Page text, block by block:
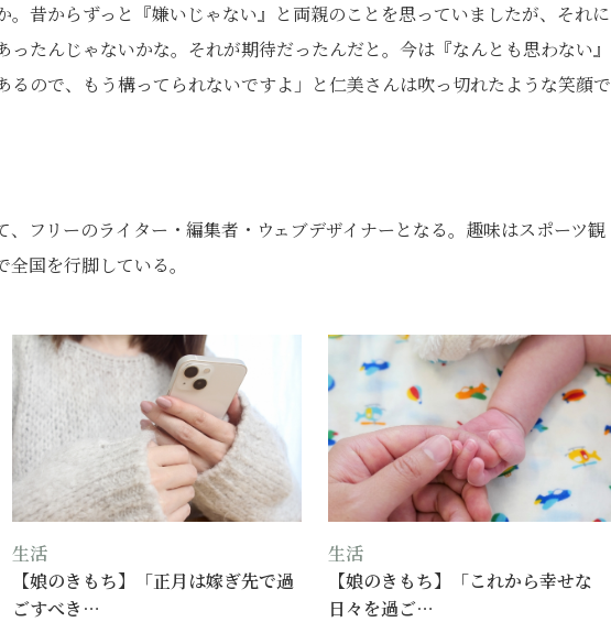
。昔からずっと『嫌いじゃない』と両親のことを思っていましたが、それに
たんじゃないかな。それが期待だったんだと。今は『なんとも思わない』
ので、もう構ってられないですよ」と仁美さんは吹っ切れたような笑顔で
フリーのライター・編集者・ウェブデザイナーとなる。趣味はスポーツ観
国を行脚している。
生活
【娘のきもち】「正月は嫁ぎ先で過
ごすべき…
生活
【娘のきもち】「これから幸せな
日々を過ご…